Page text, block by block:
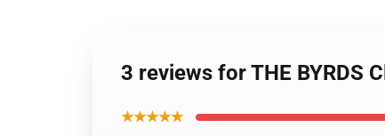
3 reviews for THE BYRDS
★★★★★